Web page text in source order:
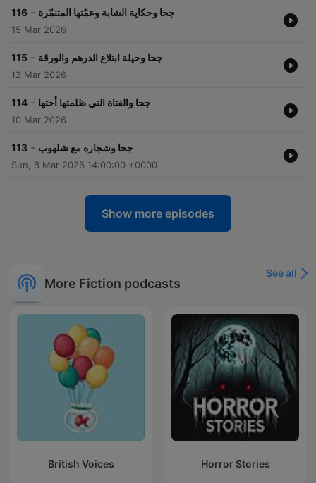
116 - جحا وحكاية الشابة وعمّتها المتنمّرة
15 Mar 2026
115 - جحا وحيلة ابتلاع الدرهم والورقة
12 Mar 2026
114 - جحا والفتاة التي ظلمتها أختها
10 Mar 2026
113 - جحا وشجاره مع شلهوب
Sun, 8 Mar 2026 14:00:00 +0000
Show more episodes
More Fiction podcasts
See all
British Voices Horror Stories